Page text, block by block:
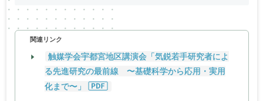
関連リンク
触媒学会宇都宮地区講演会「気鋭若手研究者によ
る先進研究の最前線 〜基礎科学から応用・実用
化まで〜」